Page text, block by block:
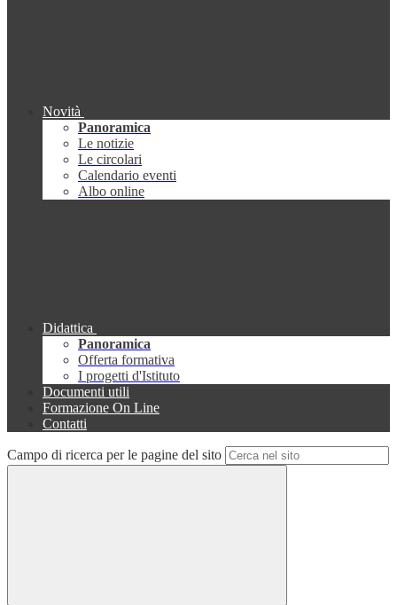
Novità
Panoramica
Le notizie
Le circolari
Calendario eventi
Albo online
Didattica
Panoramica
Offerta formativa
I progetti d'Istituto
Documenti utili
Formazione On Line
Contatti
Campo di ricerca per le pagine del sito